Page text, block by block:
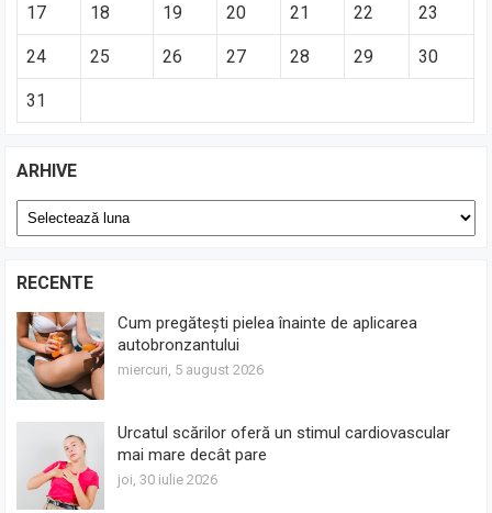
17 18 19 20 21 22 23
24 25 26 27 28 29 30
31
ARHIVE
Arhive
RECENTE
Cum pregătești pielea înainte de aplicarea
autobronzantului
miercuri, 5 august 2026
Urcatul scărilor oferă un stimul cardiovascular
mai mare decât pare
joi, 30 iulie 2026